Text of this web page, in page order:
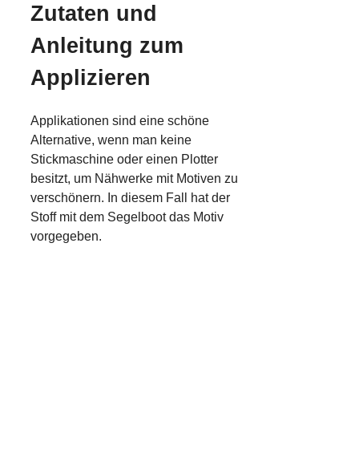
Zutaten und
Anleitung zum
Applizieren
Applikationen sind eine schöne
Alternative, wenn man keine
Stickmaschine oder einen Plotter
besitzt, um Nähwerke mit Motiven zu
verschönern. In diesem Fall hat der
Stoff mit dem Segelboot das Motiv
vorgegeben.